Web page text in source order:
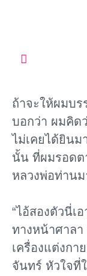
ถ้าจะให้ผมบ
บอกว่า ผมคิด
ไม่เคยได้ยินม
นั้น ที่ผมรอดต
หลวงพ่อท่าน
“ไอ้สองตัวนี่เ
ทางหน้าศาลา
เครื่องแต่งกา
จันทร์ หัวใจที่